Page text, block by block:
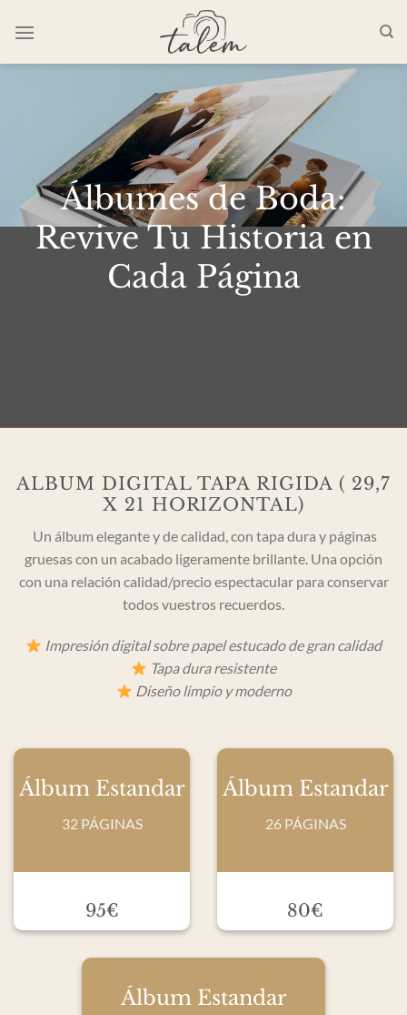
Álbumes de Boda:
Revive Tu Historia en
Cada Página
ALBUM DIGITAL TAPA RIGIDA ( 29,7
X 21 HORIZONTAL)
Un álbum elegante y de calidad, con tapa dura y páginas
gruesas con un acabado ligeramente brillante. Una opción
con una relación calidad/precio espectacular para conservar
todos vuestros recuerdos.
Impresión digital sobre papel estucado de gran calidad
Tapa dura resistente
Diseño limpio y moderno
Álbum Estandar
32 PÁGINAS
95€
Álbum Estandar
26 PÁGINAS
80€
Álbum Estandar